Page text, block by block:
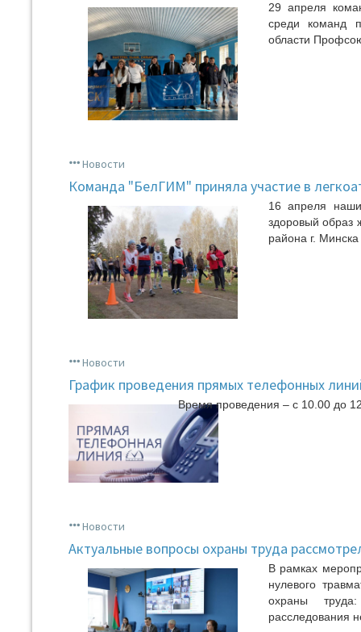
29 апреля
среди команд
области
Новости
Команда "БелГИМ" приняла участие в
16 апреля
здоровый образ
района г. Минска
Новости
График проведения прямых телефонных
Время проведения – с 10.00 до
Новости
Актуальные вопросы охраны труда
В рамках
нулевого
охраны
расследования